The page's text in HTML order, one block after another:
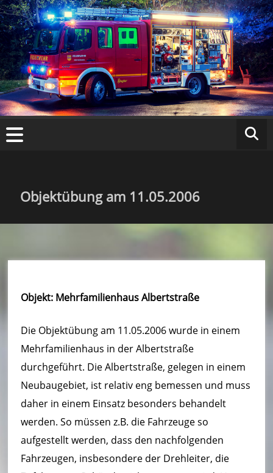
Zum
Inhalt
springen
Fr
ig
e
e
u
e
r
w
e
h
r
B
o
Objektübung am 11.05.2006
Objekt: Mehrfamilienhaus Albertstraße
Die Objektübung am 11.05.2006 wurde in einem
Mehrfamilienhaus in der Albertstraße
durchgeführt. Die Albertstraße, gelegen in einem
Neubaugebiet, ist relativ eng bemessen und muss
daher in einem Einsatz besonders behandelt
werden. So müssen z.B. die Fahrzeuge so
aufgestellt werden, dass den nachfolgenden
Fahrzeugen, insbesondere der Drehleiter, die